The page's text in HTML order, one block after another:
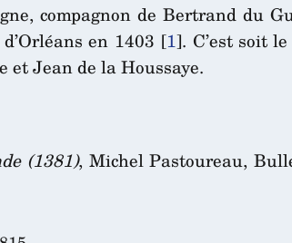
compagnon de Bertrand du
en 1403 [1]. C’est soit
Jean de la Houssaye.
(1381), Michel Pastoureau,